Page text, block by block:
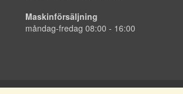
Maskinförsäljning
måndag-fredag 08:00 - 16:00